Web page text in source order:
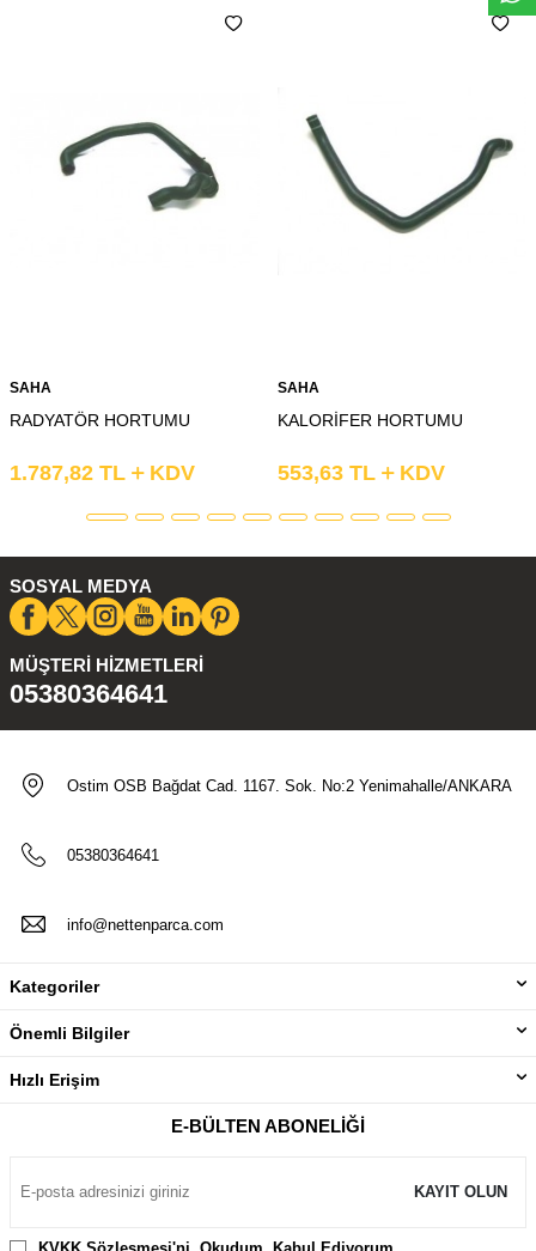
SAHA
RADYATÖR HORTUMU
1.787,82 TL KDV
SAHA
KALORİFER HORTUMU
553,63TL KDV
SOSYAL MEDYA
MÜŞTERI HIZMETLERI
05380364641
Ostim OSB Bağdat Cad. 1167. Sok. No:2 Yenimahalle/ANKARA
05380364641
info@nettenparca.com
Kategoriler
Önemli Bilgiler
Hızlı Erişim
E-BÜLTEN ABONELIĞI
KAYIT OLUN